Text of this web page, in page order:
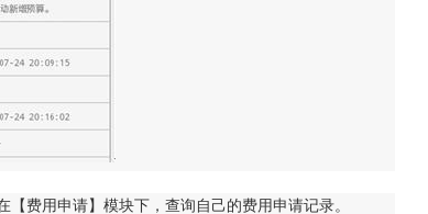
费用申请】模块下，查询自己的费用申请记录。